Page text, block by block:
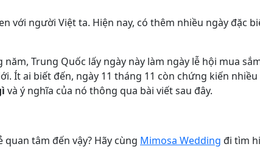
với người Việt ta. Hiện nay, có thêm nhiều ngày đặc
Trung Quốc lấy ngày này làm ngày lễ hội mua
Ít ai biết đến, ngày 11 tháng 11 còn chứng kiến
và ý nghĩa của nó thông qua bài viết sau đây.
tâm đến vậy? Hãy cùng Mimosa Wedding đi tìm